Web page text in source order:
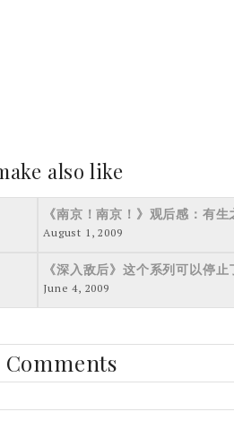
also like
《南京！南京！》观后感：有
August 1, 2009
《深入敌后》这个系列可以停止
June 4, 2009
Comments